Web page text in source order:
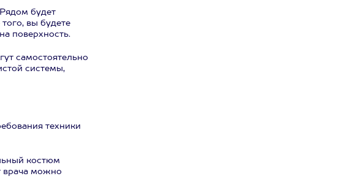
будет
вы будете
поверхность.
самостоятельно
системы,
техники
костюм
врача можно